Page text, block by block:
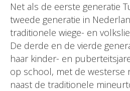
Net als de eerste generatie
tweede generatie in
traditionele wiege- en
De derde en de vierde
haar kinder- en
op school, met de westerse
naast de traditionele